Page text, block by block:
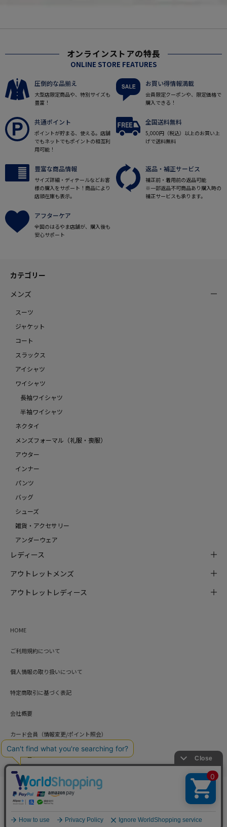
オンラインストアの特長
ONLINE STORE FEATURES
圧倒的な品揃え
大型店限定商品や、特別サイズも
豊富！
お買い得情報満載
会員限定クーポンや、限定価格で
購入できる！
共通ポイント
ポイントが貯まる、使える。店舗
でもネットでもポイントの相互利
用可能！
全国送料無料
5,000円（税込）以上のお買い上
げで送料無料
豊富な商品情報
サイズ詳細・ディテールなどお客
様の購入をサポート！商品により
店頭在庫も表示。
返品・補正サービス
補正前・着用前の返品可能
※一部返品不可商品あり購入時の
補正サービスも承ります。
アフターケア
全国のはるやま店舗が、購入後も
安心サポート
カテゴリー
メンズ
スーツ
ジャケット
コート
スラックス
アイシャツ
ワイシャツ
長袖ワイシャツ
半袖ワイシャツ
ネクタイ
メンズフォーマル（礼服・喪服）
アウター
インナー
パンツ
バッグ
シューズ
雑貨・アクセサリー
アンダーウェア
レディース
アウトレットメンズ
アウトレットレディース
HOME
ご利用規約について
個人情報の取り扱いについて
特定商取引に基づく表記
会社概要
カード会員（情報変更/ポイント照会）
Copyright © HARUYAMA TRADING CO.,LTD. All Rights Reserved.